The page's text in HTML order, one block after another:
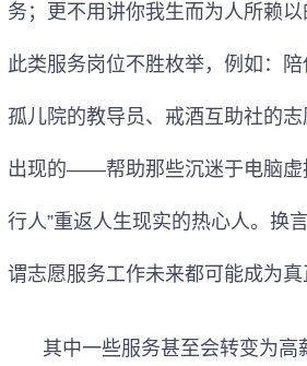
务；更不用讲你我生而为人所赖以
此类服务岗位不胜枚举，例如：陪
孤儿院的教导员、戒酒互助社的
出现的——帮助那些沉迷于电脑虚
行人”重返人生现实的热心人。换
谓志愿服务工作未来都可能成为真
其中一些服务甚至会转变为高